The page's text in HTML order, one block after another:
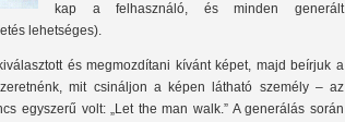
kap a felhasználó, és minden generált
lehetséges).
és megmozdítani kívánt képet, majd beírjuk a
mit csináljon a képen látható személy – az
egyszerű volt: „Let the man walk.” A generálás során